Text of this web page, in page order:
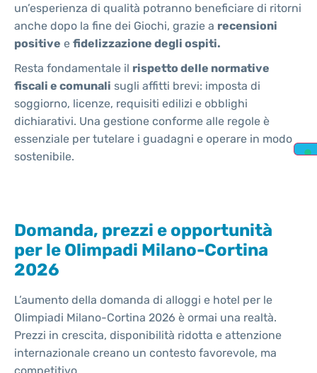
un’esperienza di qualità potranno beneficiare di ritorni
anche dopo la fine dei Giochi, grazie a recensioni
positive e fidelizzazione degli ospiti.
Resta fondamentale il rispetto delle normative
fiscali e comunali sugli affitti brevi: imposta di
soggiorno, licenze, requisiti edilizi e obblighi
dichiarativi. Una gestione conforme alle regole è
essenziale per tutelare i guadagni e operare in modo
sostenibile.
Domanda, prezzi e opportunità
per le Olimpadi Milano-Cortina
2026
L’aumento della domanda di alloggi e hotel per le
Olimpiadi Milano-Cortina 2026 è ormai una realtà.
Prezzi in crescita, disponibilità ridotta e attenzione
internazionale creano un contesto favorevole, ma
competitivo.